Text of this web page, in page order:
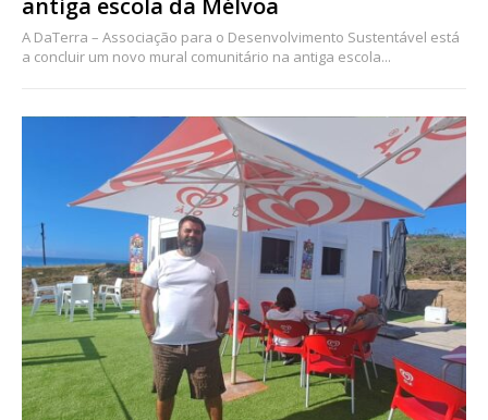
A DaTerra – Associação para o Desenvolvimento Sustentável está
a concluir um novo mural comunitário na antiga escola...